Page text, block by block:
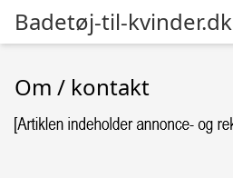
Badetøj-til-kvinder.dk
Om / kontakt